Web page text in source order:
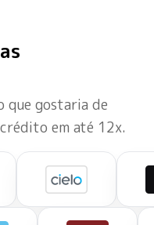
que gostaria de
em até 12x.